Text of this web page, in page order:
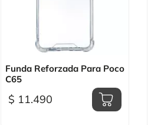
Vista rápida
Funda Reforzada Para Poco
C65
$ 11.490